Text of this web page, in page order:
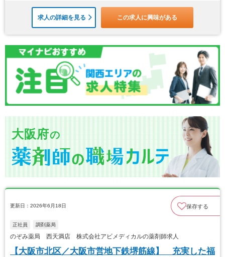
求人の詳細を見る この求人に興味がある
大阪府の
更新日：2026年6月18日 保存する
正社員 調剤薬局
のぞみ薬局 西天満店 株式会社アビメディカルの薬剤師求人
【大阪市北区／大阪市営地下鉄堺筋線】 充実した福